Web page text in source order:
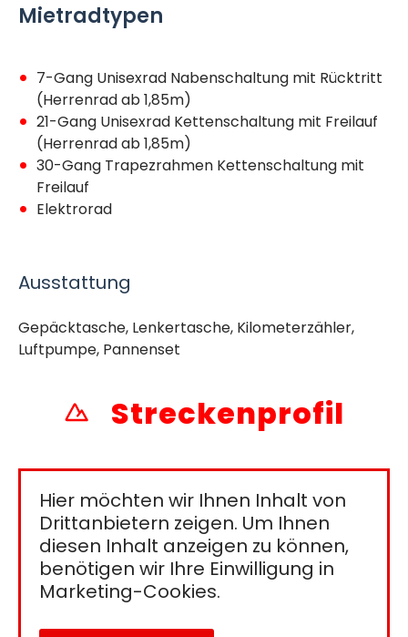
Mietradtypen
7-Gang Unisexrad Nabenschaltung mit Rücktritt
(Herrenrad ab 1,85m)
21-Gang Unisexrad Kettenschaltung mit Freilauf
(Herrenrad ab 1,85m)
30-Gang Trapezrahmen Kettenschaltung mit
Freilauf
Elektrorad
Ausstattung
Gepäcktasche, Lenkertasche, Kilometerzähler,
Luftpumpe, Pannenset
Streckenprofil
Hier möchten wir Ihnen Inhalt von
Drittanbietern zeigen. Um Ihnen
diesen Inhalt anzeigen zu können,
benötigen wir Ihre Einwilligung in
Marketing-Cookies.